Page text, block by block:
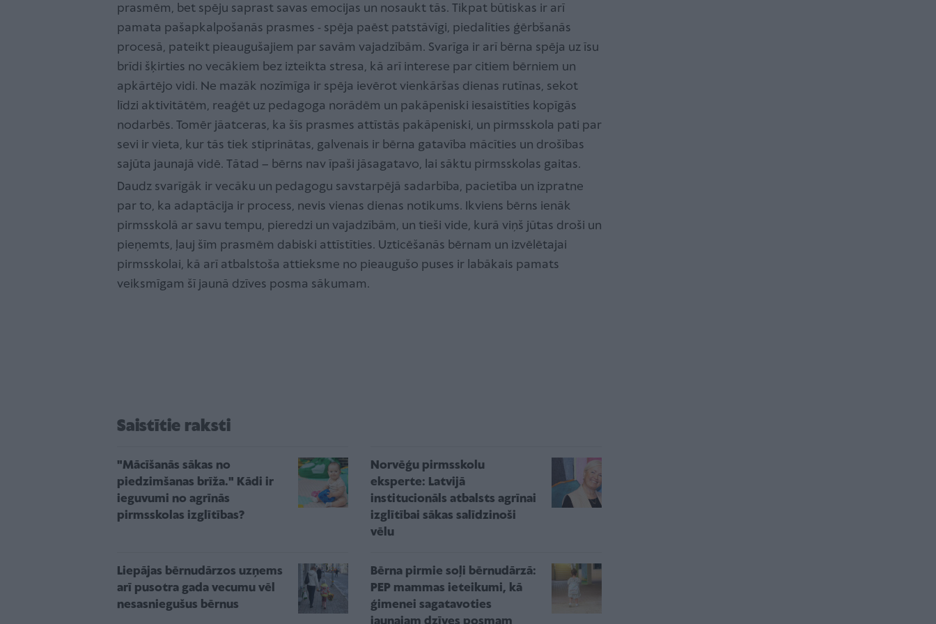
prasmēm, bet spēju saprast savas emocijas un nosaukt tās. Tikpat būtiskas ir arī
pamata pašapkalpošanās prasmes - spēja paēst patstāvīgi, piedalīties ģērbšanās
procesā, pateikt pieaugušajiem par savām vajadzībām. Svarīga ir arī bērna spēja uz īsu
brīdi šķirties no vecākiem bez izteikta stresa, kā arī interese par citiem bērniem un
apkārtējo vidi. Ne mazāk nozīmīga ir spēja ievērot vienkāršas dienas rutīnas, sekot
līdzi aktivitātēm, reaģēt uz pedagoga norādēm un pakāpeniski iesaistīties kopīgās
nodarbēs. Tomēr jāatceras, ka šīs prasmes attīstās pakāpeniski, un pirmsskola pati par
sevi ir vieta, kur tās tiek stiprinātas, galvenais ir bērna gatavība mācīties un drošības
sajūta jaunajā vidē. Tātad – bērns nav īpaši jāsagatavo, lai sāktu pirmsskolas gaitas.
Daudz svarīgāk ir vecāku un pedagogu savstarpējā sadarbība, pacietība un izpratne
par to, ka adaptācija ir process, nevis vienas dienas notikums. Ikviens bērns ienāk
pirmsskolā ar savu tempu, pieredzi un vajadzībām, un tieši vide, kurā viņš jūtas droši un
pieņemts, ļauj šīm prasmēm dabiski attīstīties. Uzticēšanās bērnam un izvēlētajai
pirmsskolai, kā arī atbalstoša attieksme no pieaugušo puses ir labākais pamats
veiksmīgam šī jaunā dzīves posma sākumam.
Saistītie raksti
"Mācīšanās sākas no
piedzimšanas brīža." Kādi ir
ieguvumi no agrīnās
pirmsskolas izglītības?
Norvēģu pirmsskolu
eksperte: Latvijā
institucionāls atbalsts agrīnai
izglītībai sākas salīdzinoši
vēlu
Liepājas bērnudārzos uzņems
arī pusotra gada vecumu vēl
nesasniegušus bērnus
Bērna pirmie soļi bērnudārzā:
PEP mammas ieteikumi, kā
ģimenei sagatavoties